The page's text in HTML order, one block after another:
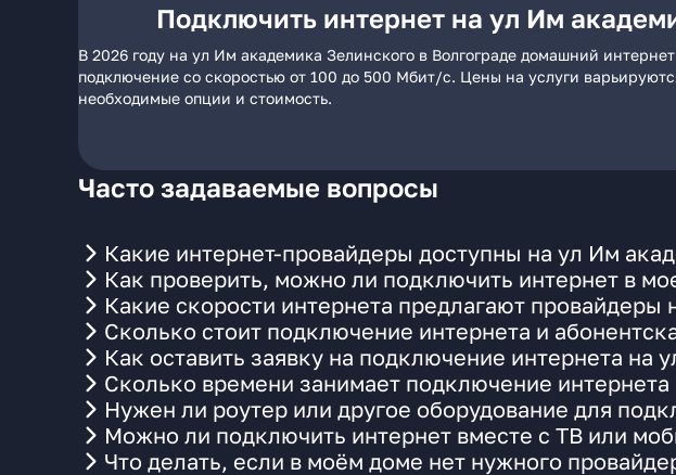
Подключить интернет на ул Им
В 2026 году на ул Им академика Зелинского в Волгограде домашний
подключение со скоростью от 100 до 500 Мбит/с. Цены на услуги
необходимые опции и стоимость.
Часто задаваемые вопросы
Какие интернет-провайдеры доступны на ул Им
Как проверить, можно ли подключить интернет в
Какие скорости интернета предлагают
Сколько стоит подключение интернета и
Как оставить заявку на подключение интернета на
Сколько времени занимает подключение интернета
Нужен ли роутер или другое оборудование для
Можно ли подключить интернет вместе с ТВ или
Что делать, если в моём доме нет нужного